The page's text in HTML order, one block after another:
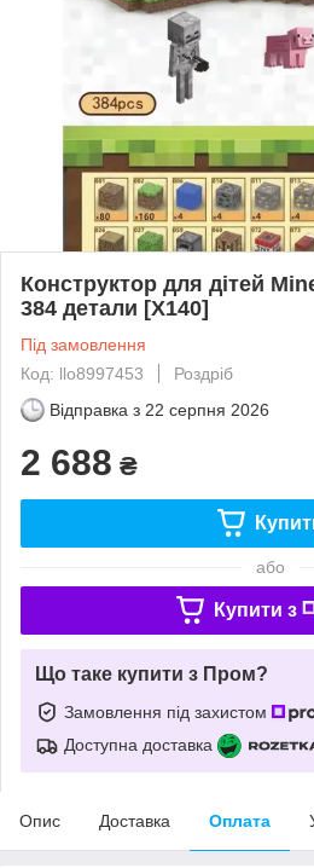
Конструктор для дітей
384 детали [X140]
Під замовлення
Код: llo8997453
Роздріб
Відправка з 22 серпня 2026
2 688 ₴
або
Купити з
Що таке купити з Пром?
Замовлення під захистом
Доступна доставка
Опис Доставка Оплата